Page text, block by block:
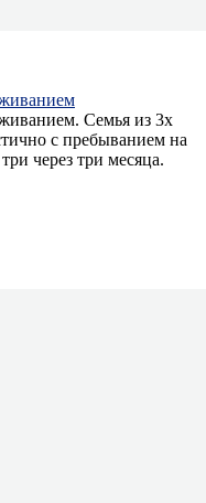
Семья из 3х
с пребыванием на
через три месяца.